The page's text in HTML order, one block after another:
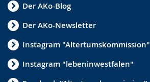
Der AKo-Blog
Der AKo-Newsletter
Instagram "Altertumskommission"
Instagram "lebeninwestfalen"